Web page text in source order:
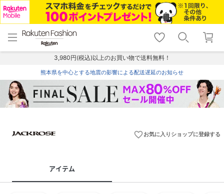
menu home
トップ
shopping_cart lock_outline
ログイン
3,980円(税込)以上のお買い物で送料無料！
熊本県を中心とする地震の影響による配送遅延のお知らせ
favorite_borderお気に入りショップに登録する
アイテム